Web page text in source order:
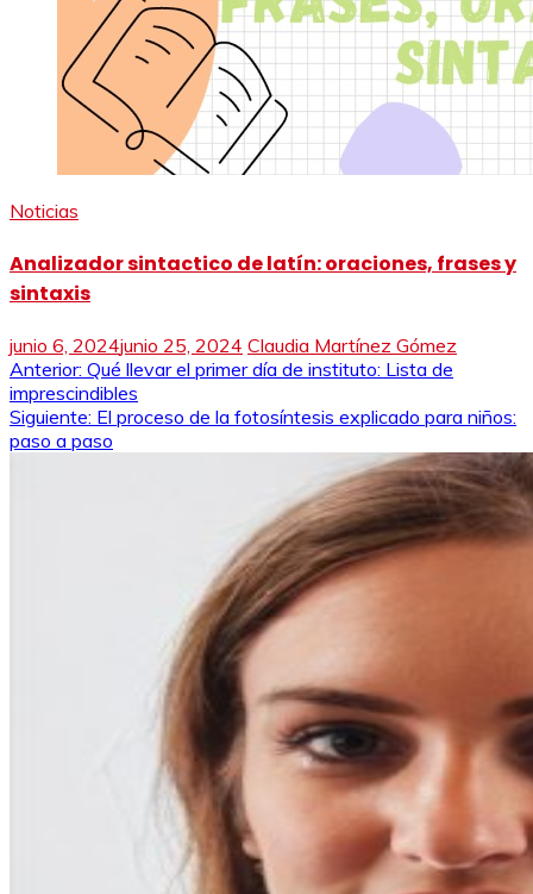
Noticias
Analizador sintactico de latín: oraciones, frases y
sintaxis
junio 6, 2024junio 25, 2024 Claudia Martínez Gómez
Navegación
de
entradas
Anterior: Qué llevar el primer día de instituto: Lista de
imprescindibles
Siguiente: El proceso de la fotosíntesis explicado para niños:
paso a paso